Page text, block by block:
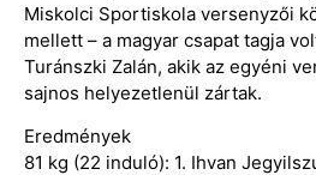
Miskolci Sportiskola versenyzői
mellett – a magyar csapat tagja
Turánszki Zalán, akik az egyéni
sajnos helyezetlenül zártak.
Eredmények
81 kg (22 induló): 1. Ihvan